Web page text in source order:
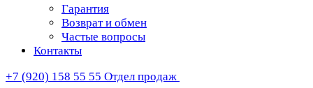
Гарантия
Возврат и обмен
Частые вопросы
Контакты
+7 (920) 158 55 55 Отдел продаж